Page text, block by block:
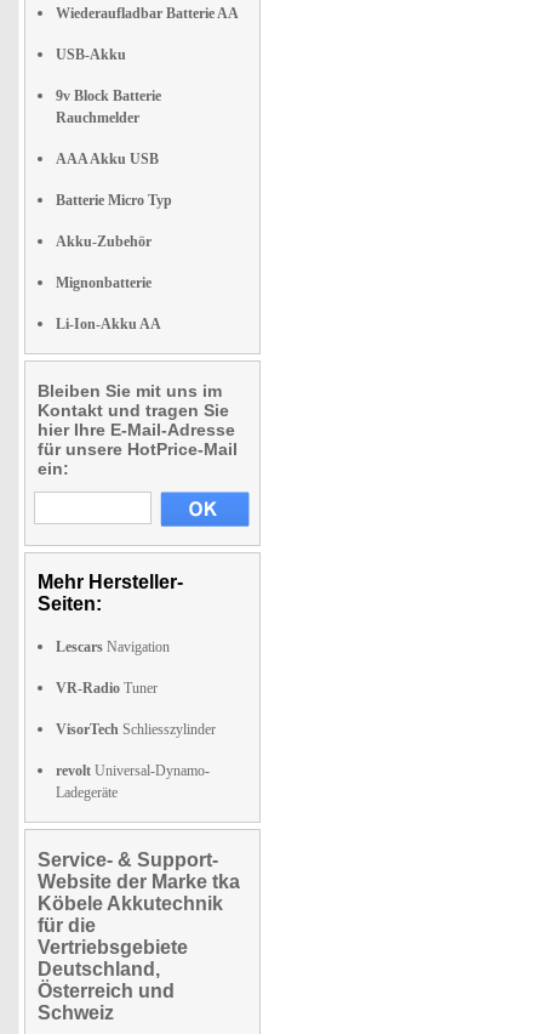
Wiederaufladbar Batterie AA
USB-Akku
9v Block Batterie
Rauchmelder
AAA Akku USB
Batterie Micro Typ
Akku-Zubehör
Mignonbatterie
Li-Ion-Akku AA
Bleiben Sie mit uns im
Kontakt und tragen Sie
hier Ihre E-Mail-Adresse
für unsere HotPrice-Mail
ein:
Mehr Hersteller-
Seiten:
Lescars Navigation
VR-Radio Tuner
VisorTech Schliesszylinder
revolt Universal-Dynamo-
Ladegeräte
Service- & Support-
Website der Marke tka
Köbele Akkutechnik
für die
Vertriebsgebiete
Deutschland,
Österreich und
Schweiz